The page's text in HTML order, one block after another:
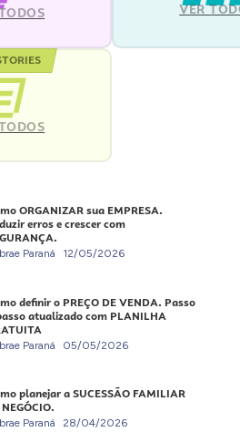
VER
ORGANIZAR sua EMPRESA.
erros e crescer com
Paraná 12/05/2026
definir o PREÇO DE VENDA. Passo
atualizado com PLANILHA
Paraná 05/05/2026
planejar a SUCESSÃO FAMILIAR
Paraná 28/04/2026